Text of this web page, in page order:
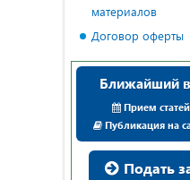
материалов
Договор оферты
Ближайший
Прием
Публикация на
Подать